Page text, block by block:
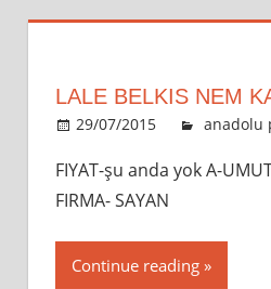
LALE BELKIS NEM
29/07/2015 admin
anadolu
FIYAT-şu anda yok A-
FIRMA- SAYAN
Continue reading